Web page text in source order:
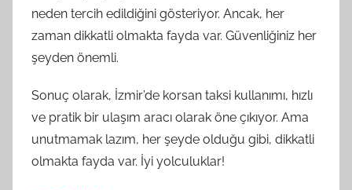
neden tercih edildiğini gösteriyor. Ancak, her
zaman dikkatli olmakta fayda var. Güvenliğiniz her
şeyden önemli.
Sonuç olarak, İzmir’de korsan taksi kullanımı, hızlı
ve pratik bir ulaşım aracı olarak öne çıkıyor. Ama
unutmamak lazım, her şeyde olduğu gibi, dikkatli
olmakta fayda var. İyi yolculuklar!